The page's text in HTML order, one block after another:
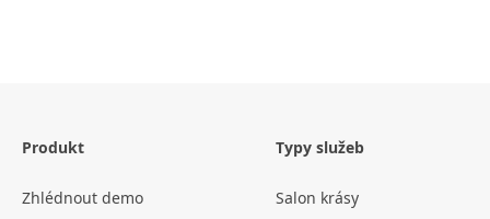
Produkt
Zhlédnout demo
Typy služeb
Salon krásy